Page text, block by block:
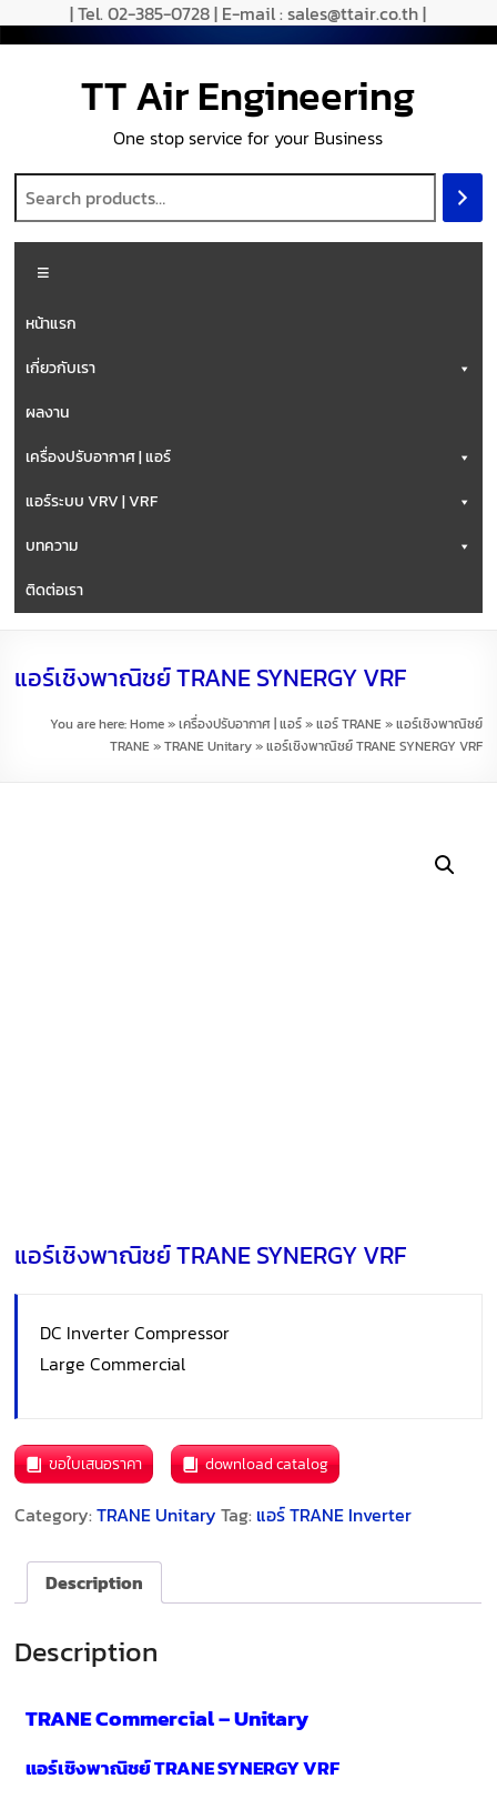
| Tel. 02-385-0728 | E-mail : sales@ttair.co.th |
TT Air Engineering
One stop service for your Business
หน้าแรก
เกี่ยวกับเรา
ผลงาน
เครื่องปรับอากาศ | แอร์
แอร์ระบบ VRV | VRF
บทความ
ติดต่อเรา
แอร์เชิงพาณิชย์ TRANE SYNERGY VRF
You are here:Home»เครื่องปรับอากาศ | แอร์»แอร์ TRANE »แอร์เชิงพาณิชย์
TRANE »TRANE Unitary»แอร์เชิงพาณิชย์ TRANE SYNERGY VRF
แอร์เชิงพาณิชย์ TRANE SYNERGY VRF
DC Inverter Compressor
Large Commercial
ขอใบเสนอราคา download catalog
Category:TRANE Unitary Tag: แอร์ TRANE Inverter
Description
Description
TRANE Commercial – Unitary
แอร์เชิงพาณิชย์ TRANE SYNERGY VRF